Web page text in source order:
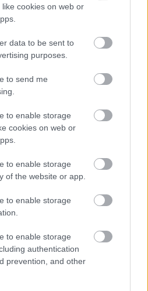
cookies on web or
data to be sent to
purposes.
to send me
to enable storage
cookies on web or
to enable storage
of the website or app.
to enable storage
to enable storage
authentication
prevention, and other
Κουνάδη
εκτιμάει την Αθήνα. Αγαπάει τα
της και τα βιβλία του Χούλιο
στο ρητό που λέει ότι «οι
αυτοί που δεν ξέρεις καλά».
ΜΜΕ στο Πανεπιστήμιο Αθηνών
«νέα μέσα» και ήρθε στο